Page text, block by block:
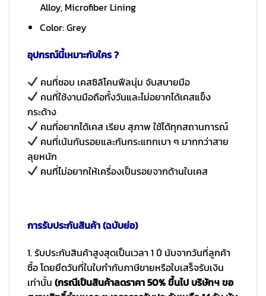
Alloy, Microfiber Lining
Color: Grey
อุปกรณ์นี้เหมาะกับใคร ?
คนที่ชอบ เคสซิลิโคนฟีลนุ่ม จับสบายมือ
คนที่ใช้งานมือถือทั้งวันและไม่อยากได้เคสแข็ง
กระด้าง
คนที่อยากได้เคส เรียบ สุภาพ ใช้ได้ทุกสถานการณ์
คนที่เน้นกันรอยและกันกระแทกเบา ๆ มากกว่าสาย
ลุยหนัก
คนที่ไม่อยากให้เครื่องเป็นรอยจากด้านในเคส
การรับประกันสินค้า (ฉบับย่อ)
1. รับประกันสินค้าสูงสุดเป็นเวลา 1 ปี นับจากวันที่ลูกค้า
ซื้อ โดยยึดวันที่ในใบกำกับภาษีขายหรือใบเสร็จรับเงิน
เท่านั้น (กรณีเป็นสินค้าลดราคา 50% ขึ้นไป บริษัทฯ ขอ